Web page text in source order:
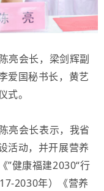
亮会长，梁剑辉副
爱国秘书长，黄艺
。
亮会长表示，我省
活动，并开展营养
”健康福建2030“行
2030年）《营养